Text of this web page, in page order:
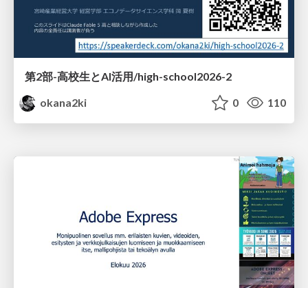
第2部-高校生とAI活用/high-school2026-2
okana2ki
0 110